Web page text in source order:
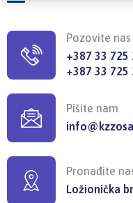
Pozovite nas
+387 33 725
+387 33 725
Pišite nam
Pronađite
Ložionička